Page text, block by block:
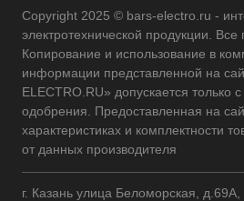
Copyright 2025 © bars-electro.ru -
электротехнической продукции.
Копирование и использование в
информации представленной на
ELECTRO.RU» допускается только
одобрения. Предоставленная на
характеристиках и комплектности
от данных производителя
г. Казань улица Беломорская, д.69А,